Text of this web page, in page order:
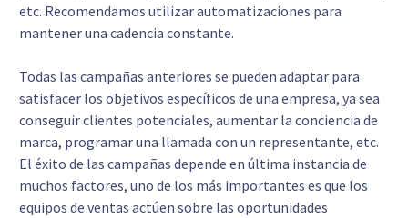
etc. Recomendamos utilizar automatizaciones para
mantener una cadencia constante.
Todas las campañas anteriores se pueden adaptar para
satisfacer los objetivos específicos de una empresa, ya sea
conseguir clientes potenciales, aumentar la conciencia de
marca, programar una llamada con un representante, etc.
El éxito de las campañas depende en última instancia de
muchos factores, uno de los más importantes es que los
equipos de ventas actúen sobre las oportunidades